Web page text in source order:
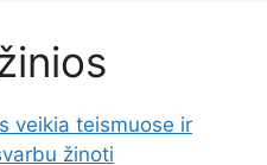
veikia teismuose ir
žinoti